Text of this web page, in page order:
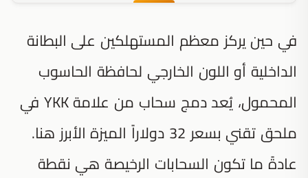
في حين يركز معظم المستهلكين على البطانة
الداخلية أو اللون الخارجي لحافظة الحاسوب
المحمول، يُعد دمج سحاب من علامة YKK في
ملحق تقني بسعر 32 دولاراً الميزة الأبرز هنا.
عادةً ما تكون السحابات الرخيصة هي نقطة